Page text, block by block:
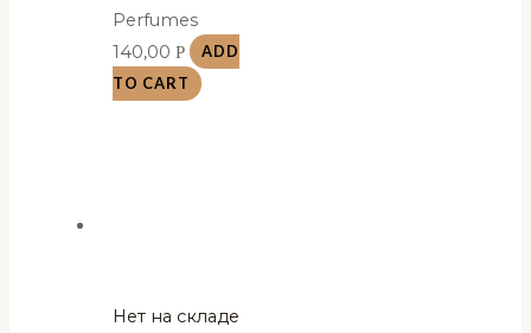
Perfumes
140,00Р
ADD
TO CART
Нет на складе